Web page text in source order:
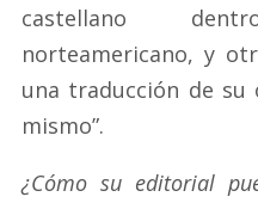
castellano
norteamericano, y
una traducción de su
mismo”.
¿Cómo su editorial